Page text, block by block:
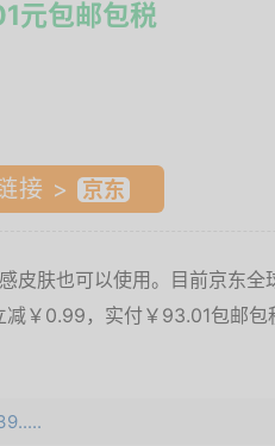
元包邮包税
接 >
皮肤也可以使用。目前京东全
￥0.99，实付￥93.01包邮包